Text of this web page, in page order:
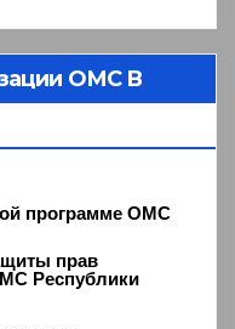
ОМС В
программе ОМС
прав
Республики